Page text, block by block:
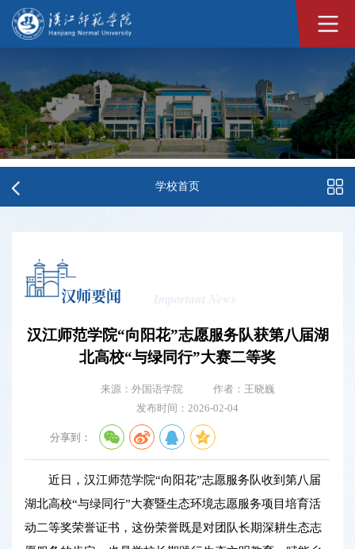
学校首页
汉师要闻 Important News
汉江师范学院“向阳花”志愿服务队获第八届湖
北高校“与绿同行”大赛二等奖
来源：外国语学院
作者：王晓巍
发布时间：2026-02-04
分享到：
近日，汉江师范学院“向阳花”志愿服务队收到第八届
湖北高校“与绿同行”大赛暨生态环境志愿服务项目培育活
动二等奖荣誉证书，这份荣誉既是对团队长期深耕生态志